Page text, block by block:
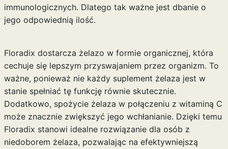
immunologicznych. Dlatego tak ważne jest dbanie o
jego odpowiednią ilość.
Floradix dostarcza żelazo w formie organicznej, która
cechuje się lepszym przyswajaniem przez organizm. To
ważne, ponieważ nie każdy suplement żelaza jest w
stanie spełniać tę funkcję równie skutecznie.
Dodatkowo, spożycie żelaza w połączeniu z witaminą C
może znacznie zwiększyć jego wchłanianie. Dzięki temu
Floradix stanowi idealne rozwiązanie dla osób z
niedoborem żelaza, pozwalając na efektywniejszą